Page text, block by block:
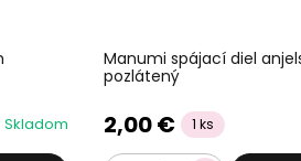
Skladom
Manumi spájací diel
pozlátený
2,00 € 1 ks